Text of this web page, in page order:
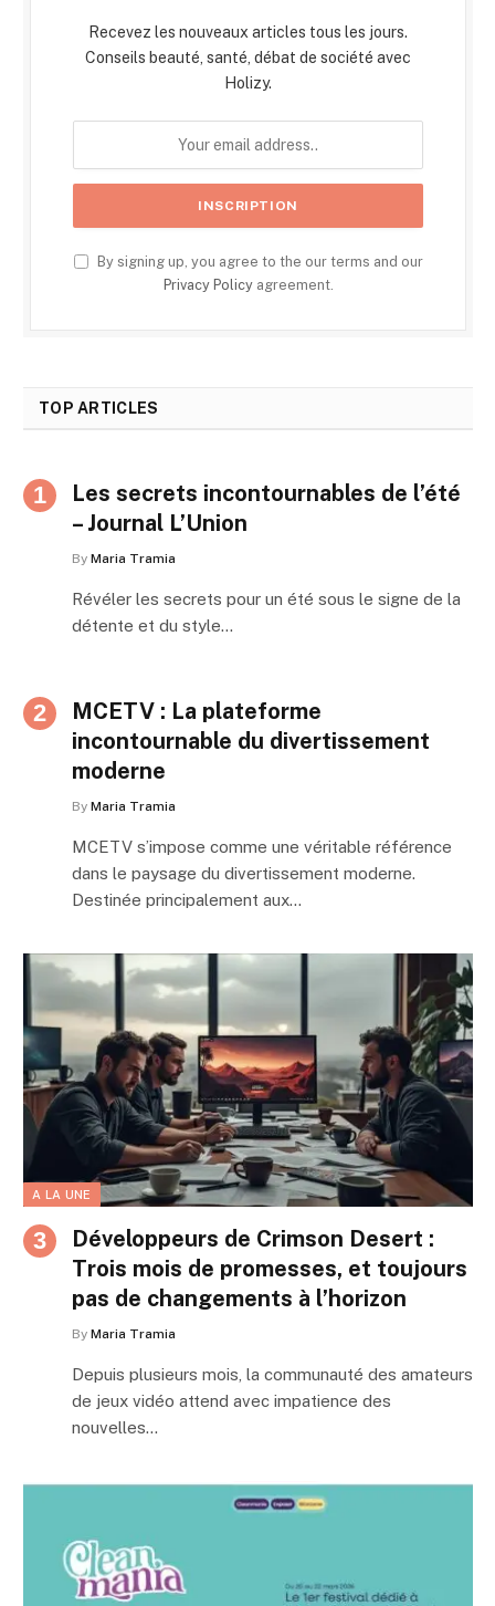
Recevez les nouveaux articles tous les jours.
Conseils beauté, santé, débat de société avec
Holizy.
By signing up, you agree to the our terms and our
Privacy Policyagreement.
TOP ARTICLES
Les secrets incontournables de l’été
– Journal L’Union
By Maria Tramia
Révéler les secrets pour un été sous le signe de la
détente et du style…
MCETV : La plateforme
incontournable du divertissement
moderne
By Maria Tramia
MCETV s’impose comme une véritable référence
dans le paysage du divertissement moderne.
Destinée principalement aux…
A LA UNE
Développeurs de Crimson Desert :
Trois mois de promesses, et toujours
pas de changements à l’horizon
By Maria Tramia
Depuis plusieurs mois, la communauté des amateurs
de jeux vidéo attend avec impatience des
nouvelles…